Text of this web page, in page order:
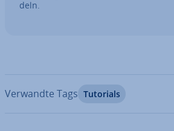
deln.
Verwandte Tags Tutorials